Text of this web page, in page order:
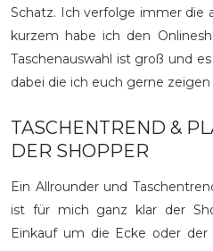
Schatz. Ich verfolge immer die
kurzem habe ich den
Taschenauswahl ist groß und
dabei die ich euch gerne
TASCHENTREND &
DER SHOPPER
Ein Allrounder und
ist für mich ganz klar der
Einkauf um die Ecke oder